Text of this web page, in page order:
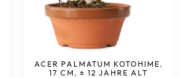
ACER PALMATUM KOTOHIME,
17 CM, ± 12 JAHRE ALT